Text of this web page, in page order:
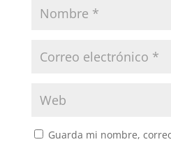
Guarda mi nombre,